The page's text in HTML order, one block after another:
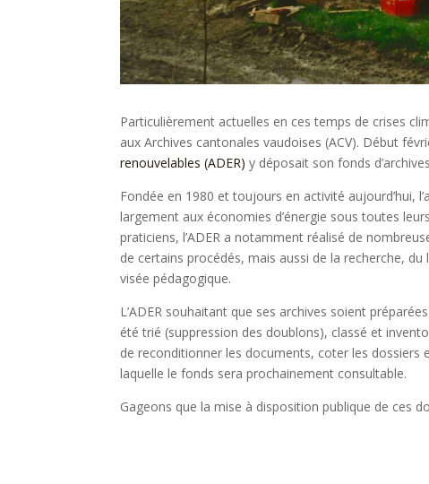
Particulièrement actuelles en ces temps de crises
aux Archives cantonales vaudoises (ACV). Début
renouvelables (ADER) y déposait son fonds
Fondée en 1980 et toujours en activité aujourd’hui,
largement aux économies d’énergie sous toutes
praticiens, l’ADER a notamment réalisé de
de certains procédés, mais aussi de la recherche,
visée pédagogique.
L’ADER souhaitant que ses archives soient
été trié (suppression des doublons), classé et
de reconditionner les documents, coter les dossiers
laquelle le fonds sera prochainement consultable.
Gageons que la mise à disposition publique de ces